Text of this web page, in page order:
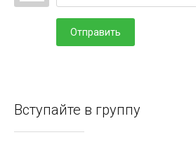
Отправить
Вступайте в группу